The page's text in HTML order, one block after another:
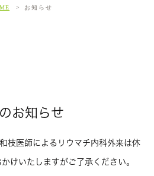
お知らせ
お知らせ
枝医師によるリウマチ内科外来は休
けいたしますがご了承ください。